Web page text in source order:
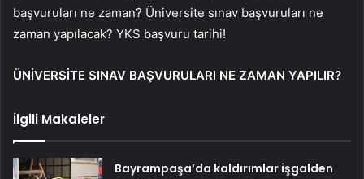
başvuruları ne zaman? Üniversite sınav başvuruları ne
zaman yapılacak? YKS başvuru tarihi!
ÜNİVERSİTE SINAV BAŞVURULARI NE ZAMAN YAPILIR?
İlgili Makaleler
Bayrampaşa’da kaldırımlar işgalden